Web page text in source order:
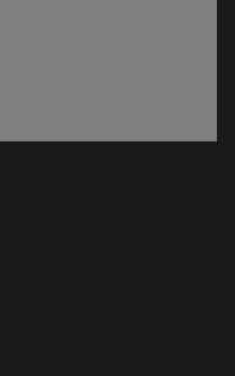
nueva ventana)
nueva ventana)